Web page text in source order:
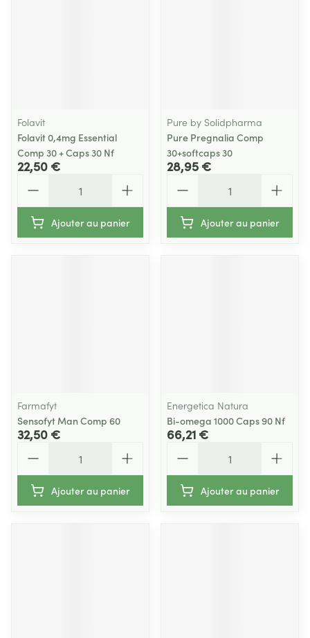
Folavit
Folavit 0,4mg Essential
Comp 30 + Caps 30 Nf
22,50 €
Ajouter au panier
Pure by Solidpharma
Pure Pregnalia Comp
30+softcaps 30
28,95 €
Ajouter au panier
Farmafyt
Sensofyt Man Comp 60
32,50 €
Ajouter au panier
Energetica Natura
Bi-omega 1000 Caps 90 Nf
66,21 €
Ajouter au panier